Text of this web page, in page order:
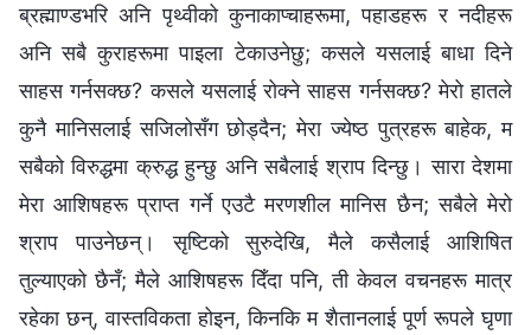
ब्रह्माण्डभरि अनि पृथ्वीको कुनाकाप्चाहरूमा, पहाडहरू र नदीहरू
अनि सबै कुराहरूमा पाइला टेकाउनेछु; कसले यसलाई बाधा दिने
साहस गर्नसक्छ? कसले यसलाई रोक्ने साहस गर्नसक्छ? मेरो हातले
कुनै मानिसलाई सजिलोसँग छोड्दैन; मेरा ज्येष्ठ पुत्रहरू बाहेक, म
सबैको विरुद्धमा क्रुद्ध हुन्छु अनि सबैलाई श्राप दिन्छु। सारा देशमा
मेरा आशिषहरू प्राप्त गर्ने एउटै मरणशील मानिस छैन; सबैले मेरो
श्राप पाउनेछन्। सृष्टिको सुरुदेखि, मैले कसैलाई आशिषित
तुल्याएको छैनँ; मैले आशिषहरू दिँदा पनि, ती केवल वचनहरू मात्र
रहेका छन्, वास्तविकता होइन, किनकि म शैतानलाई पूर्ण रूपले घृणा